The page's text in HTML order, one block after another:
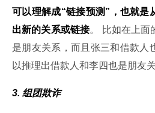
可以理解成“链接预测”，也就是
出新的关系或链接。 比如在上面
是朋友关系，而且张三和借款人
以推理出借款人和李四也是朋友关
3. 组团欺诈